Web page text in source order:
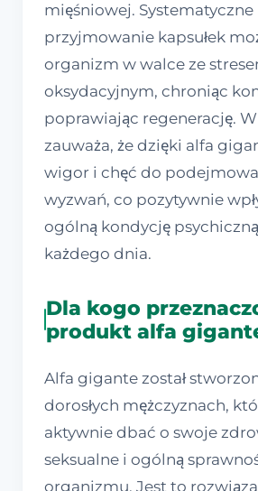
mięśniowej. Systematyczne
przyjmowanie kapsułek
organizm w walce ze
oksydacyjnym, chroniąc
poprawiając regenerację.
zauważa, że dzięki alfa
wigor i chęć do
wyzwań, co pozytywnie
ogólną kondycję
każdego dnia.
Dla kogo
produkt alfa
Alfa gigante został
dorosłych mężczyznach,
aktywnie dbać o swoje
seksualne i ogólną
organizmu. Jest to